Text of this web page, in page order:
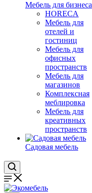
Мебель для бизнеса
HORECA
Мебель для
отелей и
гостиниц
Мебель для
офисных
пространств
Мебель для
магазинов
Комплексная
меблировка
Мебель для
креативных
пространств
Садовая мебель